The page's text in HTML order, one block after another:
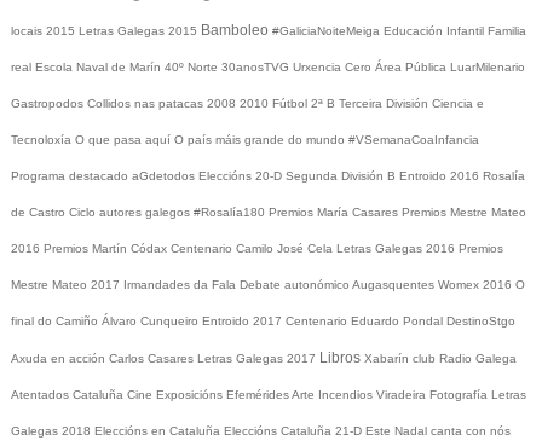
locais 2015 Letras Galegas 2015 Bamboleo #GaliciaNoiteMeiga Educación Infantil Familia
real Escola Naval de Marín 40º Norte 30anosTVG Urxencia Cero Área Pública LuarMilenario
Gastropodos Collidos nas patacas 2008 2010 Fútbol 2ª B Terceira División Ciencia e
Tecnoloxía O que pasa aquí O país máis grande do mundo #VSemanaCoaInfancia
Programa destacado aGdetodos Eleccións 20-D Segunda División B Entroido 2016 Rosalía
de Castro Ciclo autores galegos #Rosalía180 Premios María Casares Premios Mestre Mateo
2016 Premios Martín Códax Centenario Camilo José Cela Letras Galegas 2016 Premios
Mestre Mateo 2017 Irmandades da Fala Debate autonómico Augasquentes Womex 2016 O
final do Camiño Álvaro Cunqueiro Entroido 2017 Centenario Eduardo Pondal DestinoStgo
Axuda en acción Carlos Casares Letras Galegas 2017 Libros Xabarín club Radio Galega
Atentados Cataluña Cine Exposicións EfeméridesArte Incendios Viradeira Fotografía Letras
Galegas 2018 Eleccións en Cataluña Eleccións Cataluña 21-D Este Nadal canta con nós